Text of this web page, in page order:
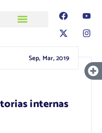
Sep, Mar, 2019
internas